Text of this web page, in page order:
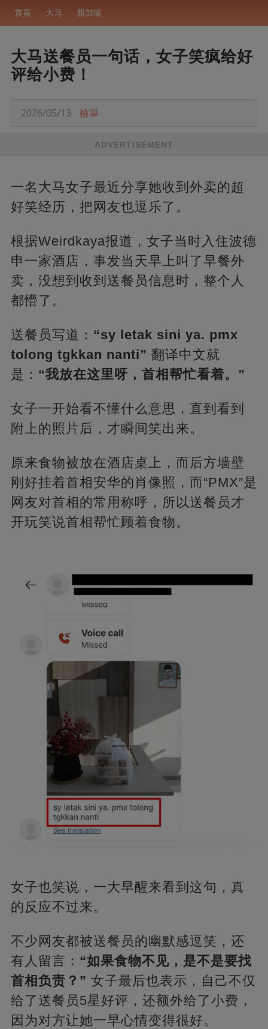
首頁 大马 新加坡
大马送餐员一句话，女子笑疯给好
评给小费！
2026/05/13 檢舉
ADVERTISEMENT
一名大马女子最近分享她收到外卖的超
好笑经历，把网友也逗乐了。
根据Weirdkaya报道，女子当时入住波德
申一家酒店，事发当天早上叫了早餐外
卖，没想到收到送餐员信息时，整个人
都懵了。
送餐员写道： “sy letak sini ya. pmx
tolong tgkkan nanti” 翻译中文就
是： “我放在这里呀，首相帮忙看着。”
女子一开始看不懂什么意思，直到看到
附上的照片后，才瞬间笑出来。
原来食物被放在酒店桌上，而后方墙壁
刚好挂着首相安华的肖像照，而“PMX”是
网友对首相的常用称呼，所以送餐员才
开玩笑说首相帮忙顾着食物。
女子也笑说，一大早醒来看到这句，真
的反应不过来。
不少网友都被送餐员的幽默感逗笑，还
有人留言： “如果食物不见，是不是要找
首相负责？” 女子最后也表示，自己不仅
给了送餐员5星好评，还额外给了小费，
因为对方让她一早心情变得很好。